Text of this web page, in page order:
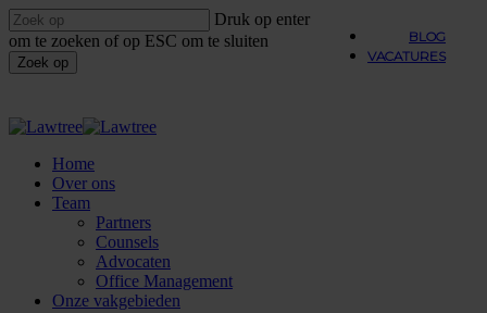
Overslaan
naar
hoofdinhoud
BLOG
VACATURES
Druk op enter
om te zoeken of op ESC om te sluiten
Zoek op
Menu
Home
Over ons
Team
Partners
Counsels
Advocaten
Office Management
Onze vakgebieden